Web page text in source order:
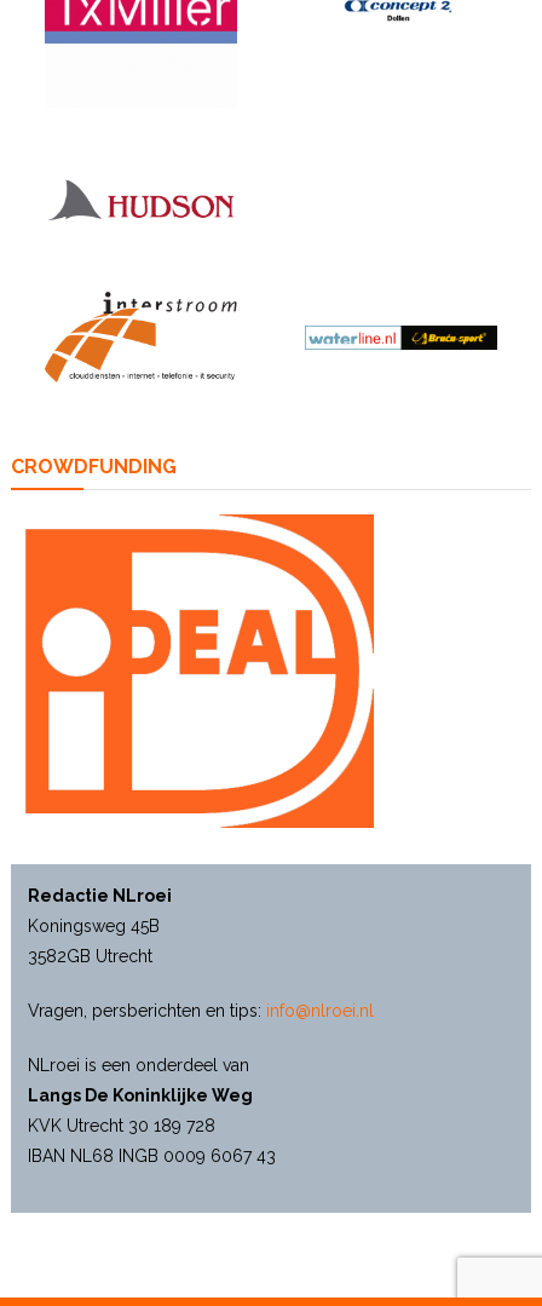
CROWDFUNDING
Redactie NLroei
Koningsweg 45B
3582GB Utrecht
Vragen, persberichten en tips: info@nlroei.nl
NLroei is een onderdeel van
Langs De Koninklijke Weg
KVK Utrecht 30 189 728
IBAN NL68 INGB 0009 6067 43